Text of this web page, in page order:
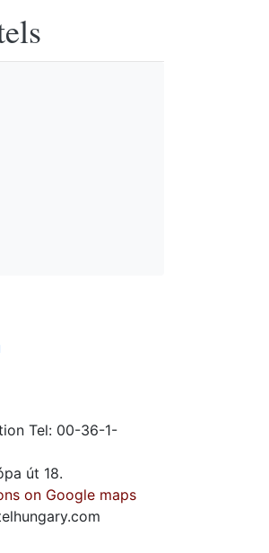
Tel: 00-36-1-
út 18.
on Google maps